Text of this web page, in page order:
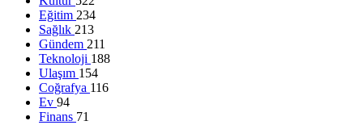
Eğitim 234
Sağlık 213
Gündem 211
Teknoloji 188
Ulaşım 154
Coğrafya 116
Ev 94
Finans 71